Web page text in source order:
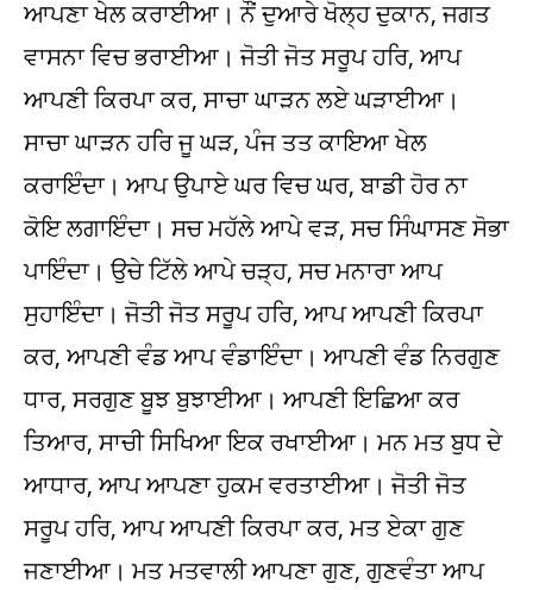
ਆਪਣਾ ਖੇਲ ਕਰਾਈਆ। ਨੌਂ ਦੁਆਰੇ ਖੋਲ੍ਹ ਦੁਕਾਨ, ਜਗਤ
ਵਾਸਨਾ ਵਿਚ ਭਰਾਈਆ। ਜੋਤੀ ਜੋਤ ਸਰੂਪ ਹਰਿ, ਆਪ
ਆਪਣੀ ਕਿਰਪਾ ਕਰ, ਸਾਚਾ ਘਾੜਨ ਲਏ ਘੜਾਈਆ।
ਸਾਚਾ ਘਾੜਨ ਹਰਿ ਜੂ ਘੜ, ਪੰਜ ਤਤ ਕਾਇਆ ਖੇਲ
ਕਰਾਇੰਦਾ। ਆਪ ਉਪਾਏ ਘਰ ਵਿਚ ਘਰ, ਬਾਡੀ ਹੋਰ ਨਾ
ਕੋਇ ਲਗਾਇੰਦਾ। ਸਚ ਮਹੱਲੇ ਆਪੇ ਵੜ, ਸਚ ਸਿੰਘਾਸਣ ਸੋਭਾ
ਪਾਇੰਦਾ। ਉਚੇ ਟਿੱਲੇ ਆਪੇ ਚੜ੍ਹ, ਸਚ ਮਨਾਰਾ ਆਪ
ਸੁਹਾਇੰਦਾ। ਜੋਤੀ ਜੋਤ ਸਰੂਪ ਹਰਿ, ਆਪ ਆਪਣੀ ਕਿਰਪਾ
ਕਰ, ਆਪਣੀ ਵੰਡ ਆਪ ਵੰਡਾਇੰਦਾ। ਆਪਣੀ ਵੰਡ ਨਿਰਗੁਣ
ਧਾਰ, ਸਰਗੁਣ ਬੂਝ ਬੁਝਾਈਆ। ਆਪਣੀ ਇਛਿਆ ਕਰ
ਤਿਆਰ, ਸਾਚੀ ਸਿਖਿਆ ਇਕ ਰਖਾਈਆ। ਮਨ ਮਤ ਬੁਧ ਦੇ
ਆਧਾਰ, ਆਪ ਆਪਣਾ ਹੁਕਮ ਵਰਤਾਈਆ। ਜੋਤੀ ਜੋਤ
ਸਰੂਪ ਹਰਿ, ਆਪ ਆਪਣੀ ਕਿਰਪਾ ਕਰ, ਮਤ ਏਕਾ ਗੁਣ
ਜਣਾਈਆ। ਮਤ ਮਤਵਾਲੀ ਆਪਣਾ ਗੁਣ, ਗੁਣਵੰਤਾ ਆਪ